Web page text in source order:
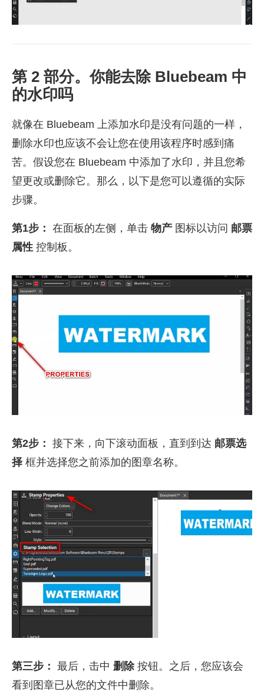
第 2 部分。你能去除 Bluebeam 中
的水印吗
就像在 Bluebeam 上添加水印是没有问题的一样，
删除水印也应该不会让您在使用该程序时感到痛
苦。假设您在 Bluebeam 中添加了水印，并且您希
望更改或删除它。那么，以下是您可以遵循的实际
步骤。
第1步： 在面板的左侧，单击 物产 图标以访问 邮票
属性 控制板。
第2步： 接下来，向下滚动面板，直到到达 邮票选
择 框并选择您之前添加的图章名称。
第三步： 最后，击中 删除按钮。之后，您应该会
看到图章已从您的文件中删除。